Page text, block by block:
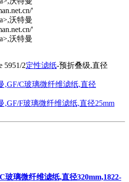
5951/2定性滤纸-预折叠级,直径
,GF/C玻璃微纤维滤纸,直径
,GF/F玻璃微纤维滤纸,直径25mm
玻璃微纤维滤纸,直径320mm,1822-